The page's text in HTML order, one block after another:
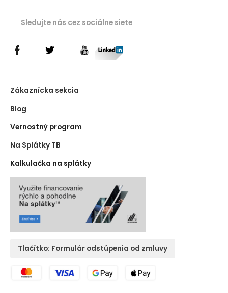
Sledujte nás cez sociálne siete
Zákaznícka sekcia
Blog
Vernostný program
Na Splátky TB
Kalkulačka na splátky
Tlačítko: Formulár odstúpenia od zmluvy